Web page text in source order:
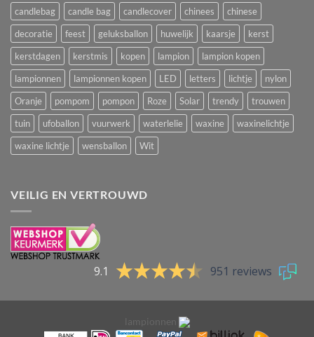
candlebag
candle bag candlecover chinees
chinese
decoratie
feest geluksballon huwelijk kaarsje
kerst
kerstdagen
kerstmis kopen lampion
lampion kopen
lampionnen
lampionnen kopen LED letters lichtje
nylon
Oranje
pompom pompon Roze Solar trendy
trouwen
tuin
ufoballon vuurwerk waterlelie waxine
waxinelichtje
waxine lichtje
wensballon Wit
VEILIG EN VERTROUWD
9.1 951 reviews
lampionnen